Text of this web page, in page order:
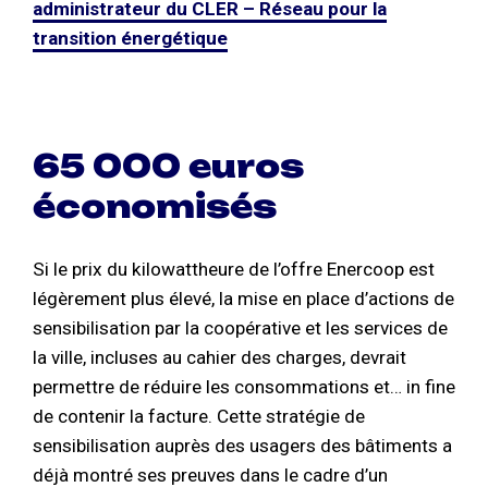
administrateur du CLER – Réseau pour la
transition énergétique
65 000 euros
économisés
Si le prix du kilowattheure de l’offre Enercoop est
légèrement plus élevé, la mise en place d’actions de
sensibilisation par la coopérative et les services de
la ville, incluses au cahier des charges, devrait
permettre de réduire les consommations et… in fine
de contenir la facture. Cette stratégie de
sensibilisation auprès des usagers des bâtiments a
déjà montré ses preuves dans le cadre d’un